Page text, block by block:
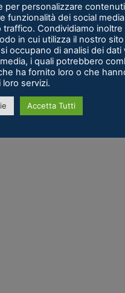
per personalizzare
funzionalità dei social
traffico. Condividiamo inoltre
in cui utilizza il nostro
occupano di analisi dei dati
i quali potrebbero
ha fornito loro o che
servizi.
Accetta Tutti